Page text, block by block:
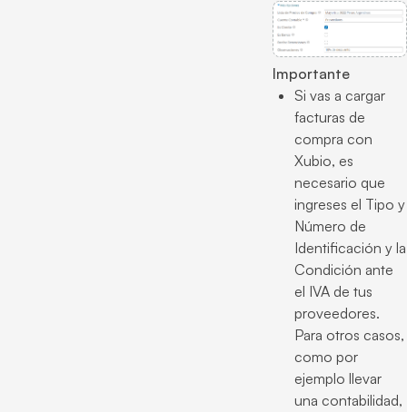
Importante
Si vas a cargar
facturas de
compra con
Xubio, es
necesario que
ingreses el Tipo y
Número de
Identificación y la
Condición ante
el IVA de tus
proveedores.
Para otros casos,
como por
ejemplo llevar
una contabilidad,